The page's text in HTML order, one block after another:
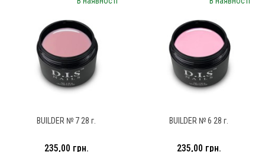
BUILDER № 7 28 г.
235,00 грн.
BUILDER № 6 28 г.
235,00 грн.